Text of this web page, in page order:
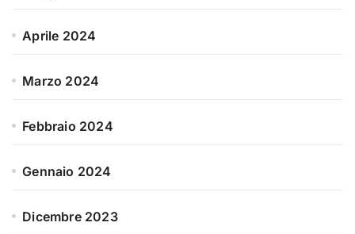
Aprile 2024
Marzo 2024
Febbraio 2024
Gennaio 2024
Dicembre 2023